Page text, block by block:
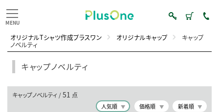
オリジナルTシャツ作成プラスワン オリジナルキャップ キャップ
ノベルティ
キャップノベルティ
キャップノベルティ /51 点
人気順 価格順 新着順